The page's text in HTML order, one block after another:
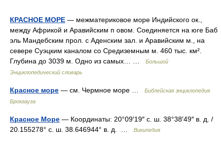
КРАСНОЕ МОРЕ — межматериковое море Индийского ок.,
между Африкой и Аравийским п овом. Соединяется на юге Баб
эль Мандебским прол. с Аденским зал. и Аравийским м., на
севере Суэцким каналом со Средиземным м. 460 тыс. км².
Глубина до 3039 м. Одно из самых… …
Большой
Энциклопедический словарь
Красное море — см. Чермное море …
Библейская энциклопедия
Брокгауза
Красное Море — Координаты: 20°09′19″ с. ш. 38°38′49″ в. д. /
20.155278° с. ш. 38.646944° в. д. …
Википедия